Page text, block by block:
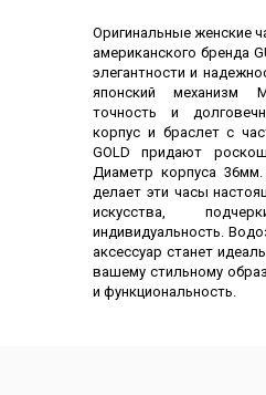
Описание
Оригинальные женские
американского бренда
элегантности и
японский механизм
точность и
корпус и браслет с
GOLD придают
Диаметр корпуса
делает эти часы
искусства,
индивидуальность.
аксессуар станет
вашему стильному
и функциональность.